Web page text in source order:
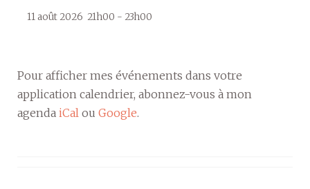
11 août 2026 21h00 - 23h00
Pour afficher mes événements dans votre
application calendrier, abonnez-vous à mon
agenda iCal ou Google.